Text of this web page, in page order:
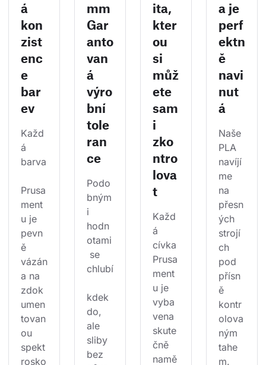
á
kon
zist
enc
e
bar
ev
Každ
á
barva
Prusa
ment
u je
pevn
ě
vázán
a na
zdok
umen
tovan
ou
spekt
rosko
mm
Gar
anto
van
á
výro
bní
tole
ran
ce
Podo
bným
i
hodn
otami
se
chlubí
kdek
do,
ale
sliby
bez
ita,
kter
ou
si
můž
ete
sam
i
zko
ntro
lova
t
Každ
á
cívka
Prusa
ment
u je
vyba
vena
skute
čně
namě
a je
perf
ektn
ě
navi
nut
á
Naše
PLA
navíjí
me
na
přesn
ých
strojí
ch
pod
přísn
ě
kontr
olova
ným
tahe
m.